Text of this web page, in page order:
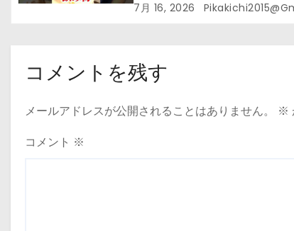
山本#緑茶
7月 16, 2026
コメントを残す
メールアドレスが公開されることはありません。 ※
コメント ※